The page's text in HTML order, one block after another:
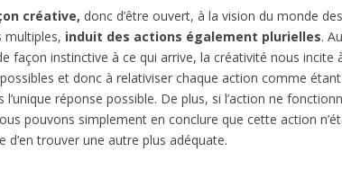
créative, donc d’être ouvert, à la vision du monde
multiples, induit des actions également plurielles.
façon instinctive à ce qui arrive, la créativité nous incite
et donc à relativiser chaque action comme
l’unique réponse possible. De plus, si l’action ne
pouvons simplement en conclure que cette action
d’en trouver une autre plus adéquate.